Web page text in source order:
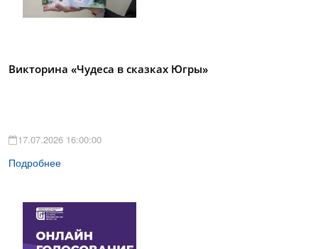
Викторина «Чудеса в сказках Югры»
17.07.2026 16:00:00
Подробнее